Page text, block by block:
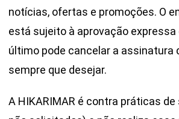
notícias, ofertas e promoções. O
está sujeito à aprovação expressa
último pode cancelar a assinatura
sempre que desejar.
A HIKARIMAR é contra práticas